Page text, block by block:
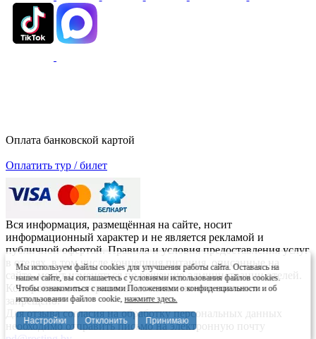
Мы используем файлы cookies для улучшения работы сайта. Оставаясь на
нашем сайте, вы соглашаетесь с условиями использования файлов cookies.
Чтобы ознакомиться с нашими Положениями о конфиденциальности и об
использовании файлов cookie,нажмите здесь.
Настройки Отклонить Принимаю
Оплата банковской картой
Оплатить тур / билет
Вся информация, размещённая на сайте, носит
информационный характер и не является рекламой и
публичной офертой. Правила и условия предоставления услуг
в отелях, в том числе концепция питания, описанные на
сайте, могут изменяться по решению администрации отелей.
Копирование материалов без письменного согласия
запрещено.
Для отзыва согласия на обработку персональных данных
необходимо отправить письмо на электронную почту